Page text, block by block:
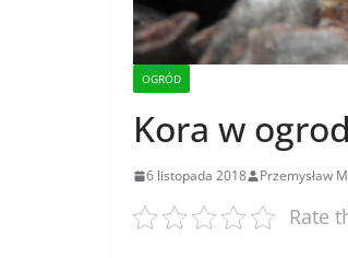
OGRÓD
Kora w
6 listopada 2018 Przemysław
Rate